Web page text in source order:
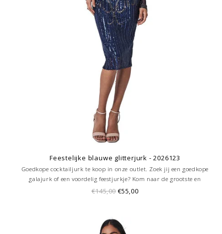
Feestelijke blauwe glitterjurk - 2026123
Goedkope cocktailjurk te koop in onze outlet. Zoek jij een goedkope
galajurk of een voordelig feestjurkje? Kom naar de grootste en
goedkoopste galajurken outlet in de regio Amersfoort. Altijd voordelig!
€145,00 €55,00